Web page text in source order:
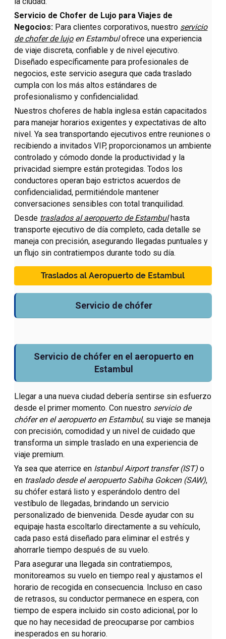
Servicio de Chofer de Lujo para Viajes de
Negocios: Para clientes corporativos, nuestro servicio
de chofer de lujoen Estambulofrece una experiencia
de viaje discreta, confiable y de nivel ejecutivo.
Diseñado específicamente para profesionales de
negocios, este servicio asegura que cada traslado
cumpla con los más altos estándares de
profesionalismo y confidencialidad.
Nuestros choferes de habla inglesa están capacitados
para manejar horarios exigentes y expectativas de alto
nivel. Ya sea transportando ejecutivos entre reuniones o
recibiendo a invitados VIP, proporcionamos un ambiente
controlado y cómodo donde la productividad y la
privacidad siempre están protegidas. Todos los
conductores operan bajo estrictos acuerdos de
confidencialidad, permitiéndole mantener
conversaciones sensibles con total tranquilidad.
Desde traslados al aeropuerto de Estambulhasta
transporte ejecutivo de día completo, cada detalle se
maneja con precisión, asegurando llegadas puntuales y
un flujo sin contratiempos durante todo su día.
Traslados al Aeropuerto de Estambul
Servicio de chófer
Servicio de chófer en el aeropuerto en
Estambul
Llegar a una nueva ciudad debería sentirse sin esfuerzo
desde el primer momento. Con nuestro servicio de
chófer en el aeropuerto en Estambul, su viaje se maneja
con precisión, comodidad y un nivel de cuidado que
transforma un simple traslado en una experiencia de
viaje premium.
Ya sea que aterrice en Istanbul Airport transfer (IST) o
en traslado desde el aeropuerto Sabiha Gokcen(SAW),
su chófer estará listo y esperándolo dentro del
vestíbulo de llegadas, brindando un servicio
personalizado de bienvenida. Desde ayudar con su
equipaje hasta escoltarlo directamente a su vehículo,
cada paso está diseñado para eliminar el estrés y
ahorrarle tiempo después de su vuelo.
Para asegurar una llegada sin contratiempos,
monitoreamos su vuelo en tiempo real y ajustamos el
horario de recogida en consecuencia. Incluso en caso
de retrasos, su conductor permanece en espera, con
tiempo de espera incluido sin costo adicional, por lo
que no hay necesidad de preocuparse por cambios
inesperados en su horario.